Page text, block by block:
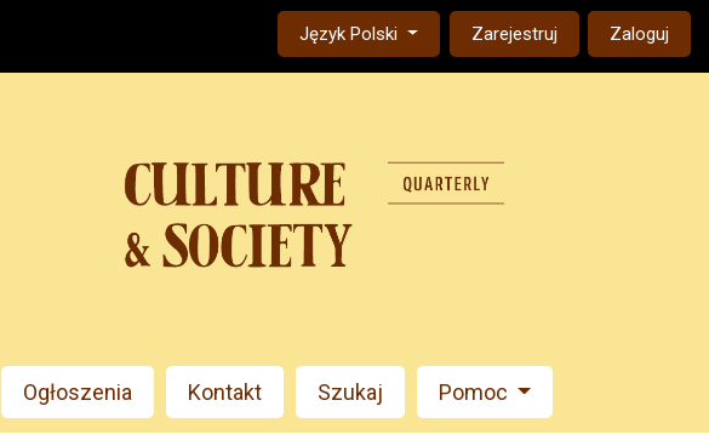
Change the language. The current language is:
Język Polski Zarejestruj Zaloguj
Ogłoszenia Kontakt Szukaj Pomoc